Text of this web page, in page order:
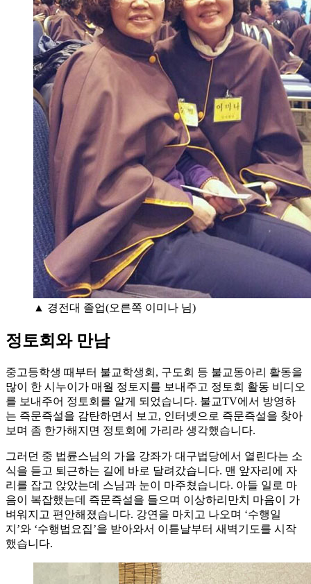
▲ 경전대 졸업(오른쪽 이미나 님)
정토회와 만남
중고등학생 때부터 불교학생회, 구도회 등 불교동아리 활동을
많이 한 시누이가 매월 정토지를 보내주고 정토회 활동 비디오
를 보내주어 정토회를 알게 되었습니다. 불교TV에서 방영하
는 즉문즉설을 감탄하면서 보고, 인터넷으로 즉문즉설을 찾아
보며 좀 한가해지면 정토회에 가리라 생각했습니다.
그러던 중 법륜스님의 가을 강좌가 대구법당에서 열린다는 소
식을 듣고 퇴근하는 길에 바로 달려갔습니다. 맨 앞자리에 자
리를 잡고 앉았는데 스님과 눈이 마주쳤습니다. 아들 일로 마
음이 복잡했는데 즉문즉설을 들으며 이상하리만치 마음이 가
벼워지고 편안해졌습니다. 강연을 마치고 나오며 ‘수행일
지’와 ‘수행법요집’을 받아와서 이튿날부터 새벽기도를 시작
했습니다.